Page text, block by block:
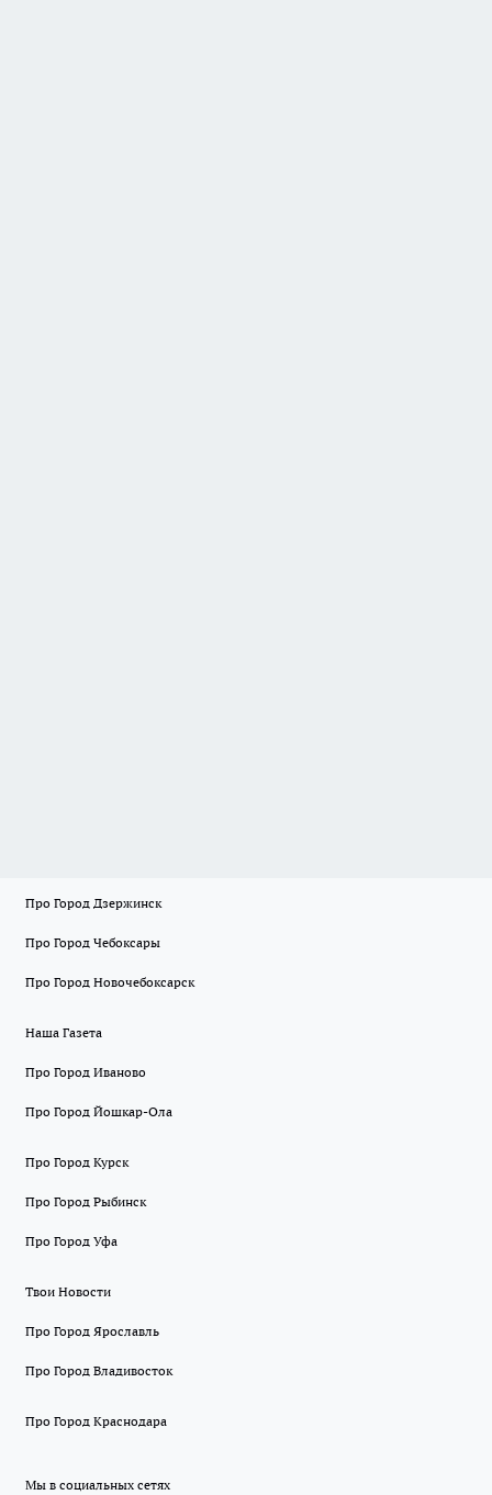
Про Город Дзержинск
Про Город Чебоксары
Про Город Новочебоксарск
Наша Газета
Про Город Иваново
Про Город Йошкар-Ола
Про Город Курск
Про Город Рыбинск
Про Город Уфа
Твои Новости
Про Город Ярославль
Про Город Владивосток
Про Город Краснодара
Мы в социальных сетях